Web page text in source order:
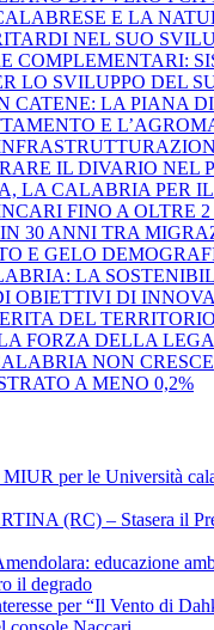
E LA
NEL SUO
COMPLEMENTARI:
LO SVILUPPO DEL
CATENE: LA PIANA
E
IL DIVARIO NEL
LA CALABRIA PER IL
FINO A OLTRE 2
30 ANNI TRA
E GELO
LA
OBIETTIVI DI
DEL
FORZA DELLA
NON CRESCE
A MENO 0,2%
per le Università
(RC) – Stasera il
educazione
il degrado
per “Il Vento di